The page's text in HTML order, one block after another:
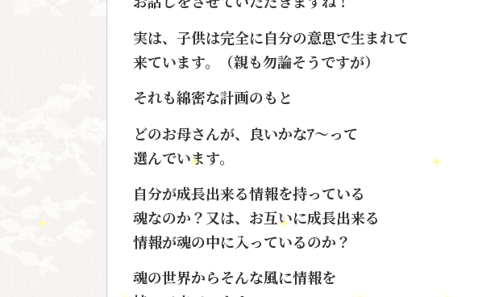
実は、子供は完全に自分の意思で生まれて
来ています。（親も勿論そうですが）
それも綿密な計画のもと
どのお母さんが、良いかなｱ〜って
選んでいます。
自分が成長出来る情報を持っている
魂なのか？又は、お互いに成長出来る
情報が魂の中に入っているのか？
魂の世界からそんな風に情報を